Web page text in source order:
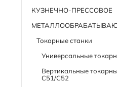
КУЗНЕЧНО-ПРЕССОВОЕ
Токарные станки
Универсальные
Вертикальные
C51/C52